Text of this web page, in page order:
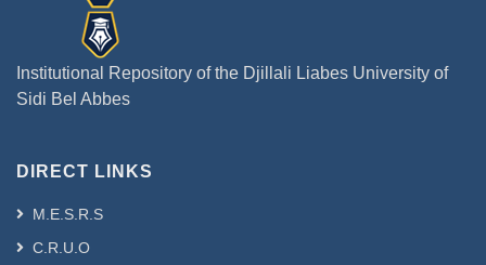
Institutional Repository of the Djillali Liabes University of
Sidi Bel Abbes
DIRECT LINKS
M.E.S.R.S
C.R.U.O